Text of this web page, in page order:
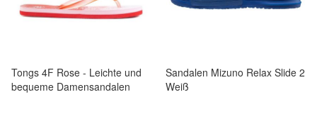
Tongs 4F Rose - Leichte und
bequeme Damensandalen
Sandalen Mizuno Relax Slide 2
Weiß